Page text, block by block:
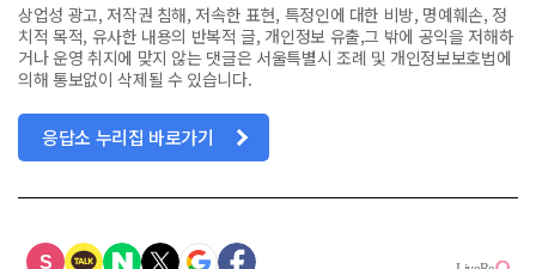
상업성 광고, 저작권 침해, 저속한 표현, 특정인에 대한 비방, 명예훼손, 정
치적 목적, 유사한 내용의 반복적 글, 개인정보 유출,그 밖에 공익을 저해하
거나 운영 취지에 맞지 않는 댓글은 서울특별시 조례 및 개인정보보호법에
의해 통보없이 삭제될 수 있습니다.
응답소 누리집 바로가기